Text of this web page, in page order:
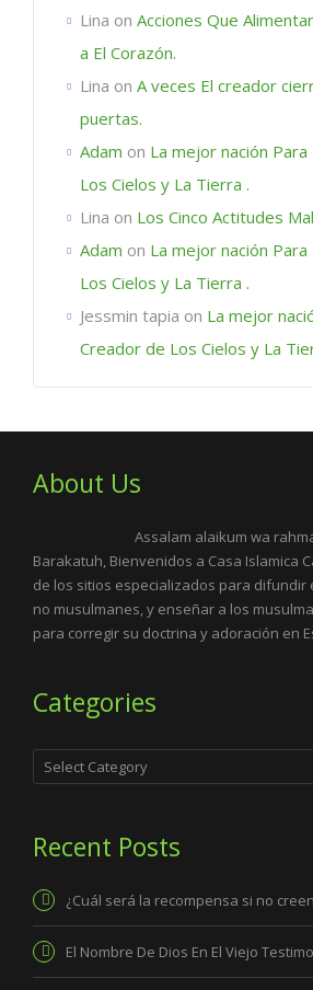
Lina on Acciones Que
a El Corazón.
Lina on A veces El creador
puertas.
Adam on La mejor nación
Los Cielos y La Tierra .
Lina on Los Cinco Actitudes
Adam on La mejor nación
Los Cielos y La Tierra .
Jessmin tapia on La mejor
Creador de Los Cielos y La
About Us
Assalam alaikum wa
Barakatuh, Bienvenidos a Casa Islamica
de los sitios especializados para difundir
no musulmanes, y enseñar a los
para corregir su doctrina y adoración en
Categories
Categories
Recent Posts
¿Cuál será la recompensa si no
El Nombre De Dios En El Viejo